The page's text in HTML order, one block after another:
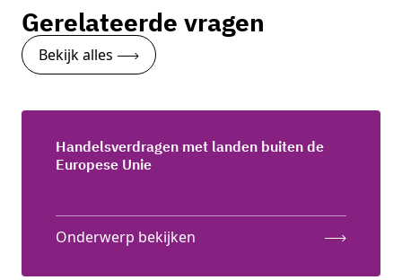
Gerelateerde vragen
Bekijk alles
Handelsverdragen met landen buiten de
Europese Unie
Onderwerp bekijken